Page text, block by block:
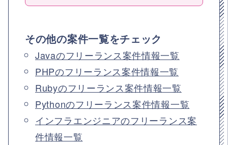
その他の案件一覧をチェック
Javaのフリーランス案件情報一覧
PHPのフリーランス案件情報一覧
Rubyのフリーランス案件情報一覧
Pythonのフリーランス案件情報一覧
インフラエンジニアのフリーランス案
件情報一覧